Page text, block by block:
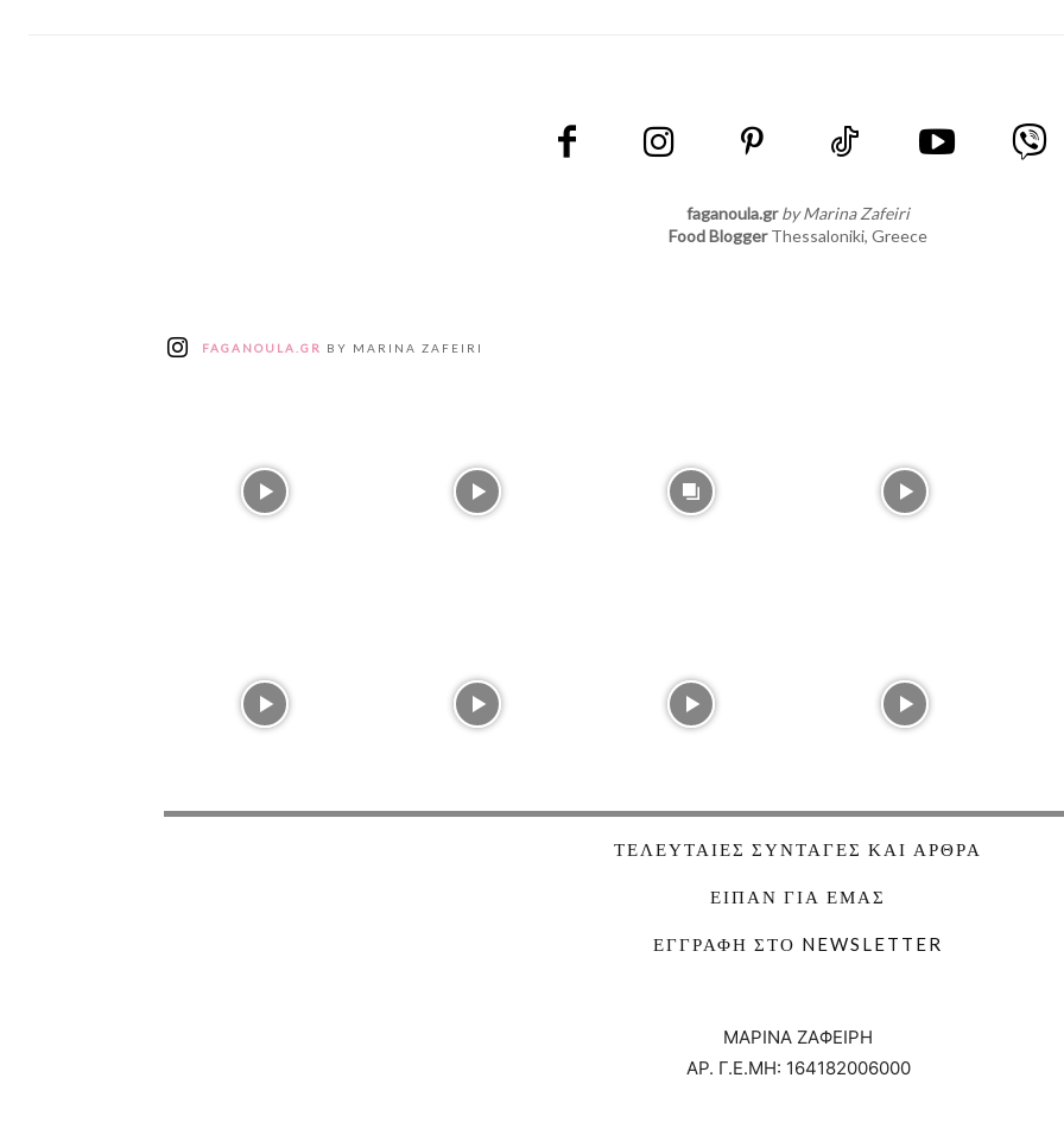
faganoula.gr by Marina Zafeiri
Food BloggerThessaloniki, Greece
FAGANOULA.GR BY MARINA ZAFEIRI
ΤΕΛΕΥΤΑΊΕΣ ΣΥΝΤΑΓΈΣ ΚΑΙ ΆΡΘΡΑ
ΕΊΠΑΝ ΓΙΑ ΕΜΆΣ
ΕΓΓΡΑΦΉ ΣΤΟ NEWSLETTER
ΜΑΡΙΝΑ ΖΑΦΕΙΡΗ
ΑΡ. Γ.Ε.ΜΗ: 164182006000